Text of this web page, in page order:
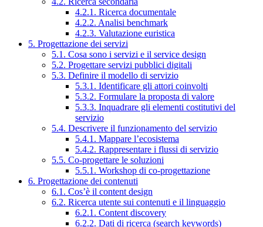
4.2.1. Ricerca documentale
4.2.2. Analisi benchmark
4.2.3. Valutazione euristica
5. Progettazione dei servizi
5.1. Cosa sono i servizi e il service design
5.2. Progettare servizi pubblici digitali
5.3. Definire il modello di servizio
5.3.1. Identificare gli attori coinvolti
5.3.2. Formulare la proposta di valore
5.3.3. Inquadrare gli elementi costitutivi del
servizio
5.4. Descrivere il funzionamento del servizio
5.4.1. Mappare l’ecosistema
5.4.2. Rappresentare i flussi di servizio
5.5. Co-progettare le soluzioni
5.5.1. Workshop di co-progettazione
6. Progettazione dei contenuti
6.1. Cos’è il content design
6.2. Ricerca utente sui contenuti e il linguaggio
6.2.1. Content discovery
6.2.2. Dati di ricerca (search keywords)